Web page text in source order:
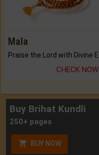
Mala
CHECK NOW
Buy Brihat Kundli
250+ pages
BUY NOW